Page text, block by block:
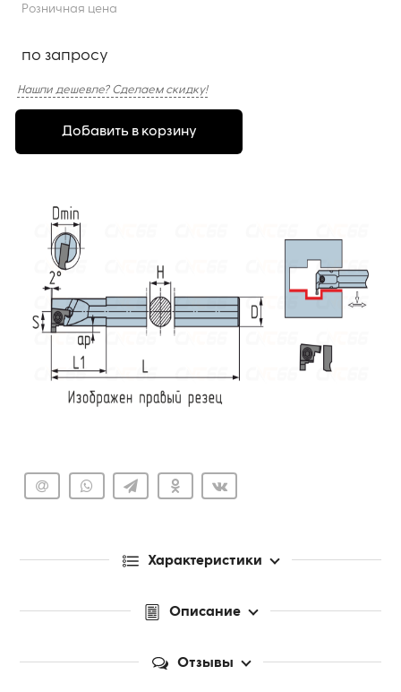
Розничная цена
по запросу
Нашли дешевле? Сделаем скидку!
Добавить в корзину
Характеристики
Описание
Отзывы